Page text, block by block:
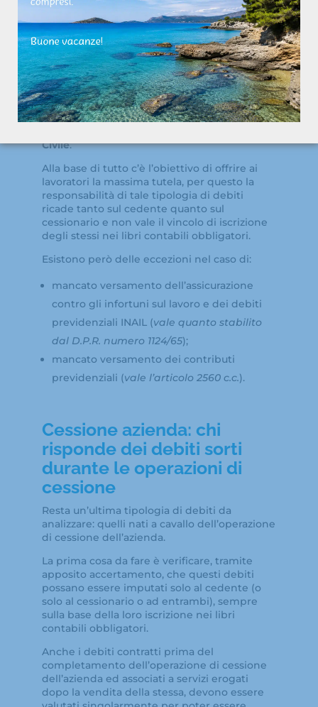
c.c.
Un’altra deroga importante in materia di
gestione dei debiti durante la cessione di
un’azienda riguarda quelli contratti dal
precedente datore di lavoro nei confronti dei
propri dipendenti.
In questo caso la normativa da prendere
Civile.
Alla base di tutto c’è l’obiettivo di offrire ai
lavoratori la massima tutela, per questo la
responsabilità di tale tipologia di debiti
ricade tanto sul cedente quanto sul
cessionario e non vale il vincolo di iscrizione
degli stessi nei libri contabili obbligatori.
Esistono però delle eccezioni nel caso di:
mancato versamento dell’assicurazione
contro gli infortuni sul lavoro e dei debiti
previdenziali INAIL (vale quanto stabilito
dal D.P.R. numero 1124/65);
mancato versamento dei contributi
previdenziali (vale l’articolo 2560 c.c.).
Cessione azienda: chi
risponde dei debiti sorti
durante le operazioni di
cessione
Resta un’ultima tipologia di debiti da
analizzare: quelli nati a cavallo dell’operazione
di cessione dell’azienda.
La prima cosa da fare è verificare, tramite
apposito accertamento, che questi debiti
possano essere imputati solo al cedente (o
solo al cessionario o ad entrambi), sempre
sulla base della loro iscrizione nei libri
contabili obbligatori.
Anche i debiti contratti prima del
completamento dell’operazione di cessione
dell’azienda ed associati a servizi erogati
dopo la vendita della stessa, devono essere